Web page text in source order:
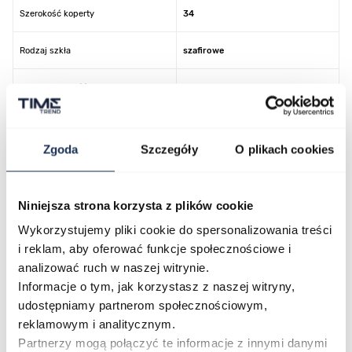
Zgoda Szczegóły O plikach cookies
Niniejsza strona korzysta z plików cookie
Wykorzystujemy pliki cookie do spersonalizowania treści
i reklam, aby oferować funkcje społecznościowe i
analizować ruch w naszej witrynie.
Informacje o tym, jak korzystasz z naszej witryny,
udostępniamy partnerom społecznościowym,
reklamowym i analitycznym.
Partnerzy mogą połączyć te informacje z innymi danymi
Szerokość koperty 34
Rodzaj szkła szafirowe
Wodoszczelność
złoty
Kod producenta C4755/3
O marce